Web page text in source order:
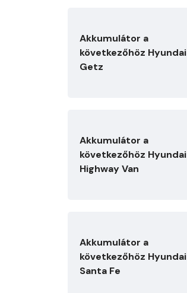
Akkumulátor a
következőhöz Hyundai
Getz
Akkumulátor a
következőhöz Hyundai
Highway Van
Akkumulátor a
következőhöz Hyundai
Santa Fe